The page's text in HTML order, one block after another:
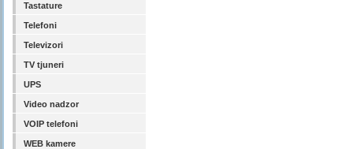
Tastature
Telefoni
Televizori
TV tjuneri
UPS
Video nadzor
VOIP telefoni
WEB kamere